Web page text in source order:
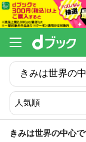
きみは世界の中心